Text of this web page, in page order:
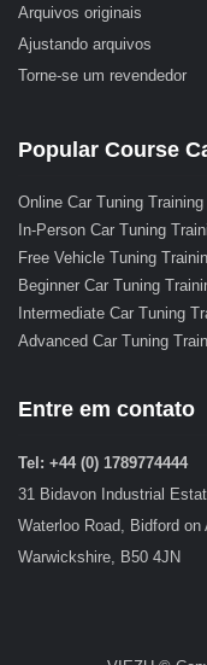
Arquivos originais
Ajustando arquivos
Torne-se um revendedor
Popular Course
Online Car Tuning Training
In-Person Car Tuning
Free Vehicle Tuning
Beginner Car Tuning
Intermediate Car Tuning
Advanced Car Tuning
Entre em contato
Tel: +44 (0) 1789774444
31 Bidavon Industrial
Waterloo Road, Bidford on
Warwickshire, B50 4JN